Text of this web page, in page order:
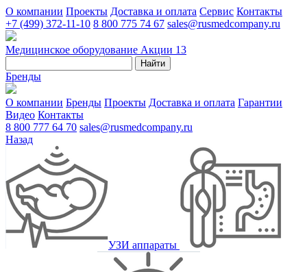
О компании Проекты Доставка и оплата Сервис Контакты
+7 (499) 372-11-10 8 800 775 74 67 sales@rusmedcompany.ru
Медицинское оборудование Акции 13
Найти
Бренды
О компании Бренды Проекты Доставка и оплата Гарантии
Видео Контакты
8 800 777 64 70 sales@rusmedcompany.ru
Назад
УЗИ аппараты